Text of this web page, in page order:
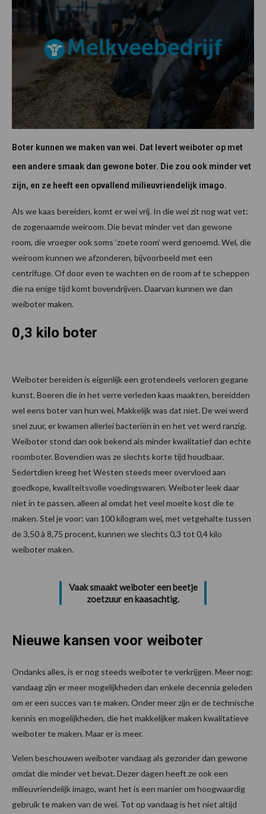
Boter kunnen we maken van wei. Dat levert weiboter op met
een andere smaak dan gewone boter. Die zou ook minder vet
zijn, en ze heeft een opvallend milieuvriendelijk imago.
Als we kaas bereiden, komt er wei vrij. In die wei zit nog wat vet:
de zogenaamde weiroom. Die bevat minder vet dan gewone
room, die vroeger ook soms ‘zoete room’ werd genoemd. Wel, die
weiroom kunnen we afzonderen, bijvoorbeeld met een
centrifuge. Of door even te wachten en de room af te scheppen
die na enige tijd komt bovendrijven. Daarvan kunnen we dan
weiboter maken.
0,3 kilo boter
Weiboter bereiden is eigenlijk een grotendeels verloren gegane
kunst. Boeren die in het verre verleden kaas maakten, bereidden
wel eens boter van hun wei. Makkelijk was dat niet. De wei werd
snel zuur, er kwamen allerlei bacteriën in en het vet werd ranzig.
Weiboter stond dan ook bekend als minder kwalitatief dan echte
roomboter. Bovendien was ze slechts korte tijd houdbaar.
Sedertdien kreeg het Westen steeds meer overvloed aan
goedkope, kwaliteitsvolle voedingswaren. Weiboter leek daar
niet in te passen, alleen al omdat het veel moeite kost die te
maken. Stel je voor: van 100 kilogram wei, met vetgehalte tussen
de 3,50 à 8,75 procent, kunnen we slechts 0,3 tot 0,4 kilo
weiboter maken.
Vaak smaakt weiboter een beetje
zoetzuur en kaasachtig.
Nieuwe kansen voor weiboter
Ondanks alles, is er nog steeds weiboter te verkrijgen. Meer nog:
vandaag zijn er meer mogelijkheden dan enkele decennia geleden
om er een succes van te maken. Onder meer zijn er de technische
kennis en mogelijkheden, die het makkelijker maken kwalitatieve
weiboter te maken. Maar er is meer.
Velen beschouwen weiboter vandaag als gezonder dan gewone
omdat die minder vet bevat. Dezer dagen heeft ze ook een
milieuvriendelijk imago, want het is een manier om hoogwaardig
gebruik te maken van de wei. Tot op vandaag is het niet altijd